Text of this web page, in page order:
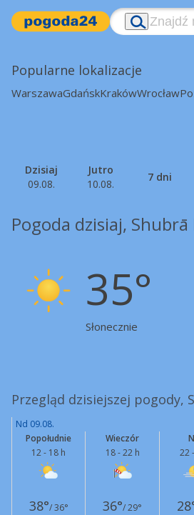
Popularne lokalizacje
WarszawaGdańskKrakówWrocław
Dzisiaj
09.08.
Jutro
10.08.
7 dni
Pogoda dzisiaj,
35°
Słonecznie
Przegląd dzisiejszej pogody,
Nd 09.08.
Popołudnie
12 - 18 h
Wieczór
18 - 22 h
22
38°/ 36° 36°/ 29°